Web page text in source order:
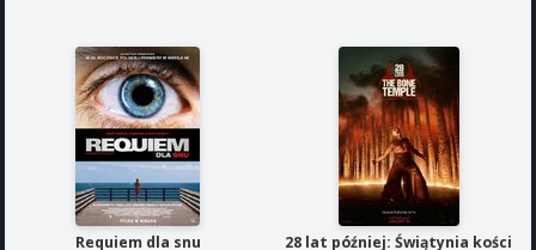
Requiem dla snu 28 lat później: Świątynia kości